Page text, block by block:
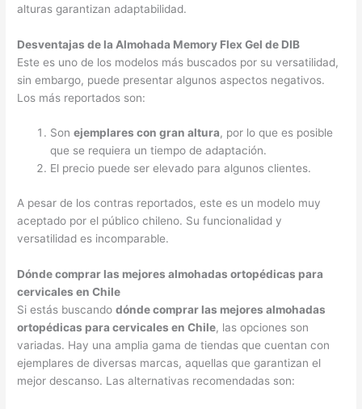
alturas garantizan adaptabilidad.
Desventajas de la Almohada Memory Flex Gel de DIB
Este es uno de los modelos más buscados por su versatilidad,
sin embargo, puede presentar algunos aspectos negativos.
Los más reportados son:
Sonejemplares con gran altura, por lo que es posible
que se requiera un tiempo de adaptación.
El precio puede ser elevado para algunos clientes.
A pesar de los contras reportados, este es un modelo muy
aceptado por el público chileno. Su funcionalidad y
versatilidad es incomparable.
Dónde comprar las mejores almohadas ortopédicas para
cervicales en Chile
Si estás buscandodónde comprar las mejores almohadas
ortopédicas para cervicales en Chile, las opciones son
variadas. Hay una amplia gama de tiendas que cuentan con
ejemplares de diversas marcas, aquellas que garantizan el
mejor descanso. Las alternativas recomendadas son: